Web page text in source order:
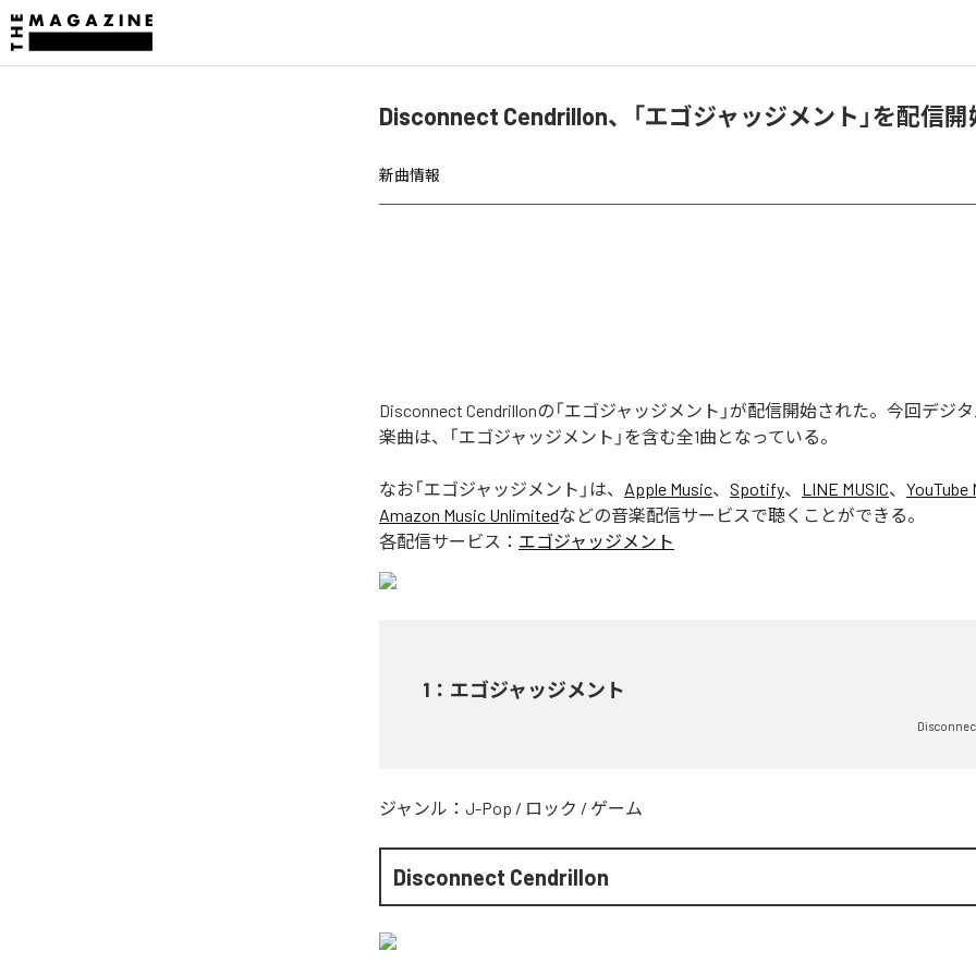
Disconnect Cendrillon、「エゴジャッジメント」を配信開
新曲情報
Disconnect Cendrillonの「エゴジャッジメント」が配信開始された。今回デジ
楽曲は、「エゴジャッジメント」を含む全1曲となっている。
なお「エゴジャッジメント 」は、 Apple Music、 Spotify、 LINE MUSIC、 YouTube
Amazon Music Unlimitedなどの音楽配信サービスで聴くことができる。
各配信サービス： エゴジャッジメント
1 ： エゴジャッジメント
ジャンル： J-Pop / ロック / ゲーム
Disconnect Cendrillon